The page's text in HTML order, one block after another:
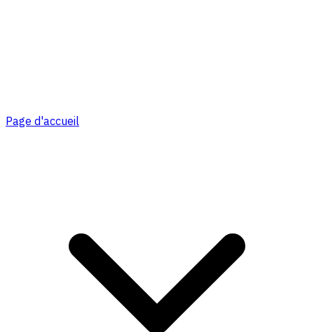
Page d'accueil